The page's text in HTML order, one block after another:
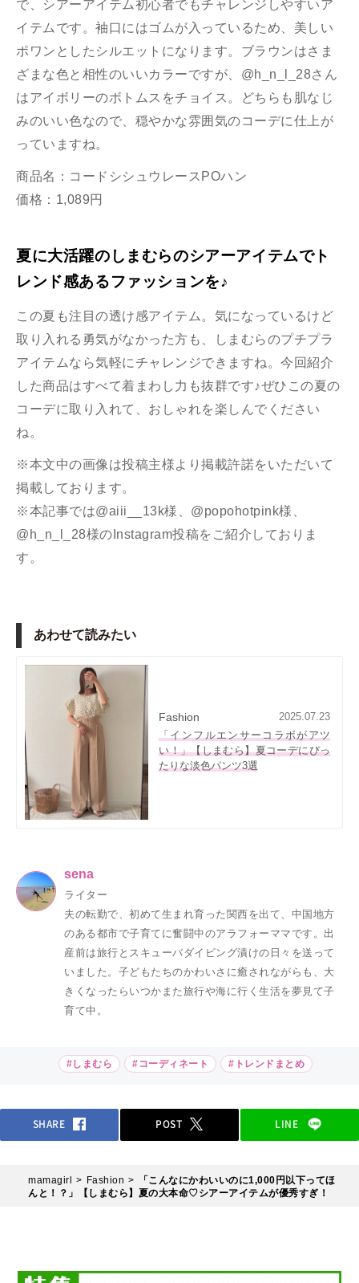
で、シアーアイテム初心者でもチャレンジしやすいア
イテムです。袖口にはゴムが入っているため、美しい
ポワンとしたシルエットになります。ブラウンはさま
ざまな色と相性のいいカラーですが、@h_n_l_28さん
はアイボリーのボトムスをチョイス。どちらも肌なじ
みのいい色なので、穏やかな雰囲気のコーデに仕上が
っていますね。
商品名：コードシシュウレースPOハン
価格：1,089円
夏に大活躍のしまむらのシアーアイテムでト
レンド感あるファッションを♪
この夏も注目の透け感アイテム。気になっているけど
取り入れる勇気がなかった方も、しまむらのプチプラ
アイテムなら気軽にチャレンジできますね。今回紹介
した商品はすべて着まわし力も抜群です♪ぜひこの夏の
コーデに取り入れて、おしゃれを楽しんでください
ね。
※本文中の画像は投稿主様より掲載許諾をいただいて
掲載しております。
※本記事では@aiii__13k様、@popohotpink様、
@h_n_l_28様のInstagram投稿をご紹介しておりま
す。
あわせて読みたい
Fashion
2025.07.23
「インフルエンサーコラボがアツ
い！」【しまむら】夏コーデにぴっ
たりな淡色パンツ3選
sena
ライター
夫の転勤で、初めて生まれ育った関西を出て、中国地方
のある都市で子育てに奮闘中のアラフォーママです。出
産前は旅行とスキューバダイビング漬けの日々を送って
いました。子どもたちのかわいさに癒されながらも、大
きくなったらいつかまた旅行や海に行く生活を夢見て子
育て中。
#しまむら #コーディネート #トレンドまとめ
SHARE POST LINE
mamagirl Fashion
「こんなにかわいいのに1,000円以下ってほ
んと！？」【しまむら】夏の大本命♡シアーアイテムが優秀すぎ！